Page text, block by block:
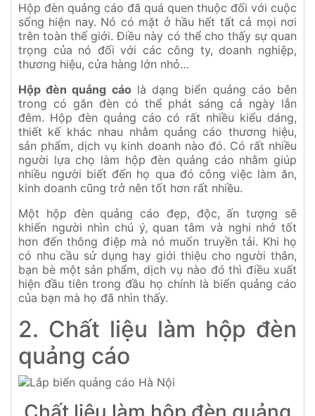
Hộp đèn quảng cáo đã quá quen thuộc đối với cuộc
sống hiện nay. Nó có mặt ở hầu hết tất cả mọi nơi
trên toàn thế giới. Điều này có thể cho thấy sự quan
trọng của nó đối với các công ty, doanh nghiệp,
thương hiệu, cửa hàng lớn nhỏ…
Hộp đèn quảng cáo là dạng biển quảng cáo bên
trong có gắn đèn có thể phát sáng cả ngày lẫn
đêm. Hộp đèn quảng cáo có rất nhiều kiểu dáng,
thiết kế khác nhau nhằm quảng cáo thương hiệu,
sản phẩm, dịch vụ kinh doanh nào đó. Có rất nhiều
người lựa chọ làm hộp đèn quảng cáo nhằm giúp
nhiều người biết đến họ qua đó công việc làm ăn,
kinh doanh cũng trở nên tốt hơn rất nhiều.
Một hộp đèn quảng cáo đẹp, độc, ấn tượng sẽ
khiến người nhìn chú ý, quan tâm và nghi nhớ tốt
hơn đến thông điệp mà nó muốn truyền tải. Khi họ
có nhu cầu sử dụng hay giới thiệu cho người thân,
bạn bè một sản phẩm, dịch vụ nào đó thì điều xuất
hiện đầu tiên trong đầu họ chính là biển quảng cáo
của bạn mà họ đã nhìn thấy.
2. Chất liệu làm hộp đèn
quảng cáo